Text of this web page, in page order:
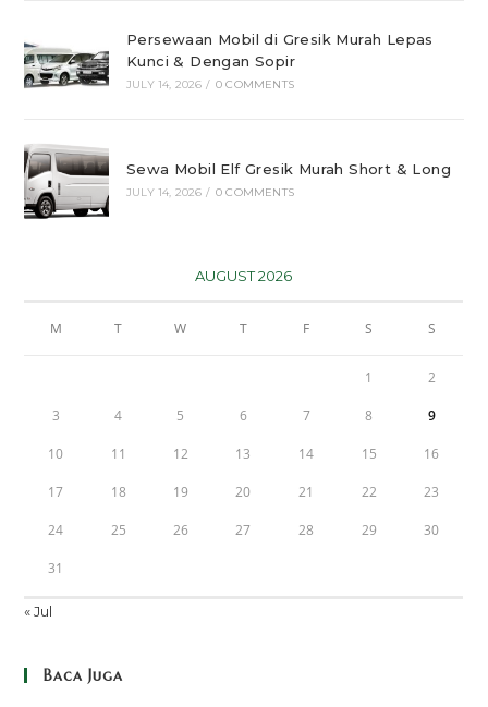
Persewaan Mobil di Gresik Murah Lepas
Kunci & Dengan Sopir
JULY 14, 2026 / 0 COMMENTS
Sewa Mobil Elf Gresik Murah Short & Long
JULY 14, 2026 / 0 COMMENTS
AUGUST 2026
M T W T F S S
1 2
3 4 5 6 7 8 9
10 11 12 13 14 15 16
17 18 19 20 21 22 23
24 25 26 27 28 29 30
31
« Jul
Baca Juga